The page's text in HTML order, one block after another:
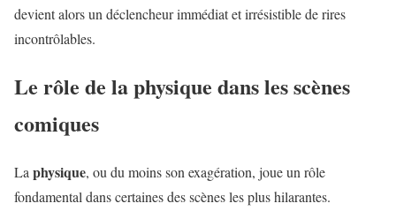
devient alors un déclencheur immédiat et irrésistible de rires
incontrôlables.
Le rôle de la physique dans les scènes
comiques
Laphysique, ou du moins son exagération, joue un rôle
fondamental dans certaines des scènes les plus hilarantes.